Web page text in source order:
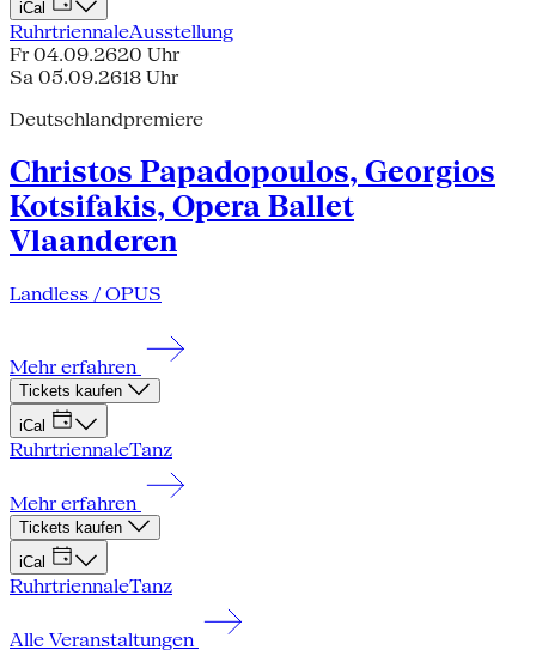
iCal
RuhrtriennaleAusstellung
Fr 04.09.2620 Uhr
Sa 05.09.2618 Uhr
Deutschlandpremiere
Christos Papadopoulos, Georgios
Kotsifakis, Opera Ballet
Vlaanderen
Landless / OPUS
Mehr erfahren
Tickets kaufen
iCal
RuhrtriennaleTanz
Mehr erfahren
Tickets kaufen
iCal
RuhrtriennaleTanz
Alle Veranstaltungen